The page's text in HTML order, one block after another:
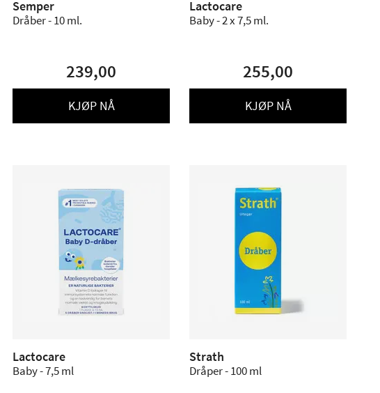
Semper
Dråber - 10 ml.
239,00
KJØP NÅ
Lactocare
Baby - 2 x 7,5 ml.
255,00
KJØP NÅ
Lactocare
Baby - 7,5 ml
Strath
Dråper - 100 ml